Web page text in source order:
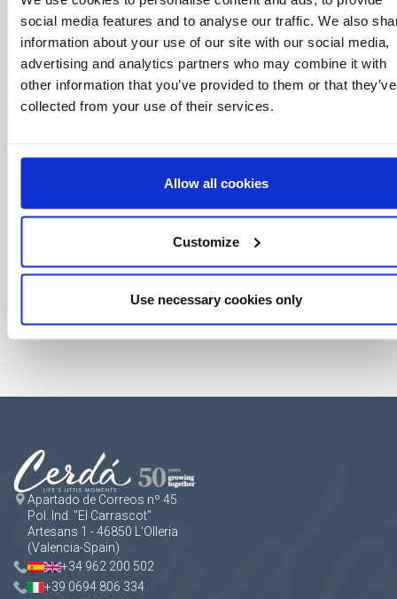
social media features and to analyse our traffic. We also
information about your use of our site with our social media,
advertising and analytics partners who may combine it with
other information that you’ve provided to them or that they’ve
collected from your use of their services.
Allow all cookies
Customize
Use necessary cookies only
Offerte speciali, eventi e notizie dal mondo del
licensing, tutto con un semplice clic.
Apartado de Correos nº 45
Pol. Ind. "El Carrascot"
Artesans 1 - 46850 L'Olleria
(Valencia-Spain)
+34 962 200 502
+39 0694 806 334